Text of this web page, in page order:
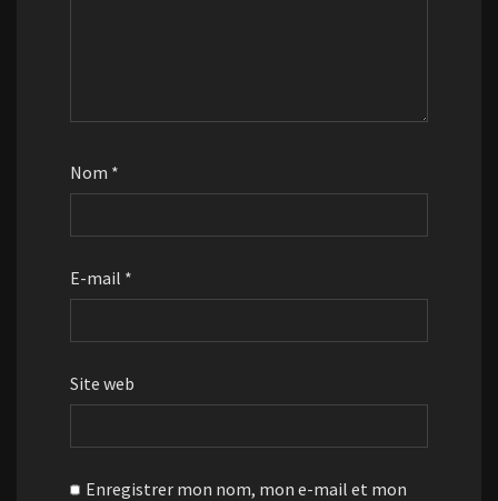
Nom *
E-mail *
Site web
Enregistrer mon nom, mon e-mail et mon